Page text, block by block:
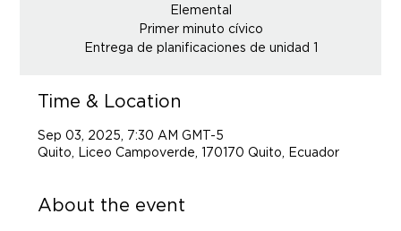
Elemental
Primer minuto cívico
Entrega de planificaciones de unidad 1
Time & Location
Sep 03, 2025, 7:30 AM GMT-5
Quito, Liceo Campoverde, 170170 Quito, Ecuador
About the event